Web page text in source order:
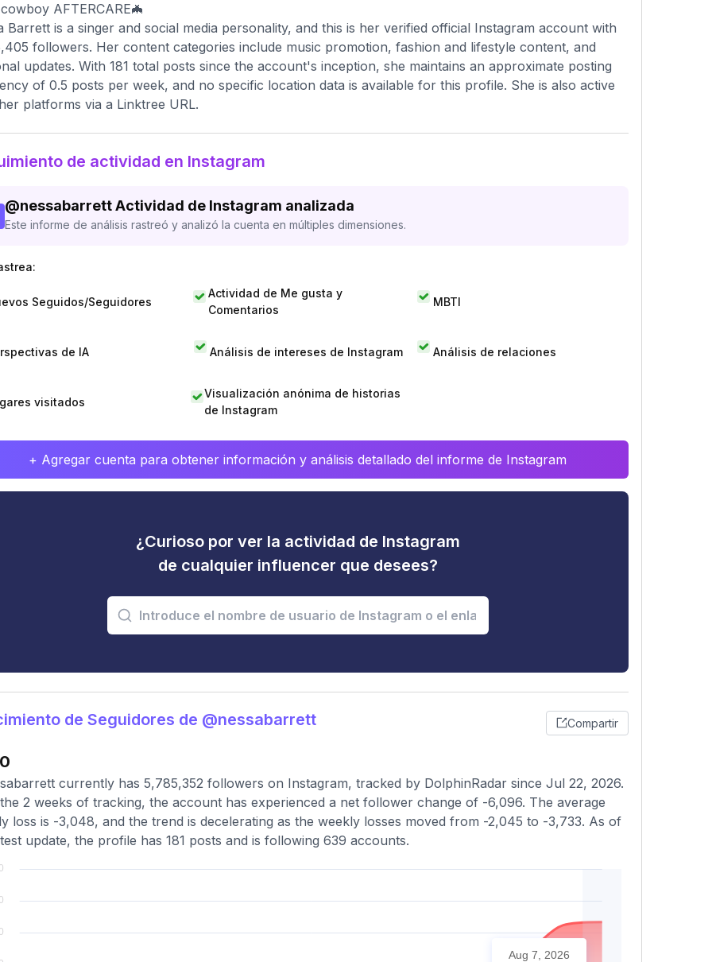
AFTERCARE🦇
Barrett is a singer and social media personality, and this is her verified official Instagram account with
followers. Her content categories include music promotion, fashion and lifestyle content, and
updates. With 181 total posts since the account's inception, she maintains an approximate posting
of 0.5 posts per week, and no specific location data is available for this profile. She is also active
platforms via a Linktree URL.
de actividad en Instagram
@nessabarrettActividad de Instagram analizada
Este informe de análisis rastreó y analizó la cuenta en múltiples dimensiones.
Seguidos/Seguidores
Actividad de Me gusta y
Comentarios
MBTI
de IA Análisis de intereses de Instagram Análisis de relaciones
visitados
Visualización anónima de historias
de Instagram
+ Agregar cuenta para obtener información y análisis detallado del informe de Instagram
¿Curioso por ver la actividad de Instagram
de cualquier influencer que desees?
de Seguidores de @nessabarrett Compartir
currently has 5,785,352 followers on Instagram, tracked by DolphinRadar since Jul 22, 2026.
2 weeks of tracking, the account has experienced a net follower change of -6,096. The average
loss is -3,048, and the trend is decelerating as the weekly losses moved from -2,045 to -3,733. As of
update, the profile has 181 posts and is following 639 accounts.
Aug 7, 2026